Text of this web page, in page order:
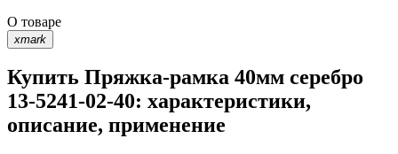
О товаре
xmark
Купить Пряжка-рамка 40мм серебро
13-5241-02-40: характеристики,
описание, применение